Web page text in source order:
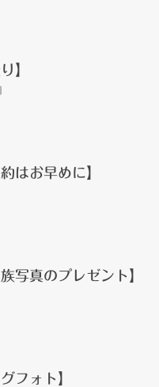
】
はお早めに】
写真のプレゼント】
フォト】